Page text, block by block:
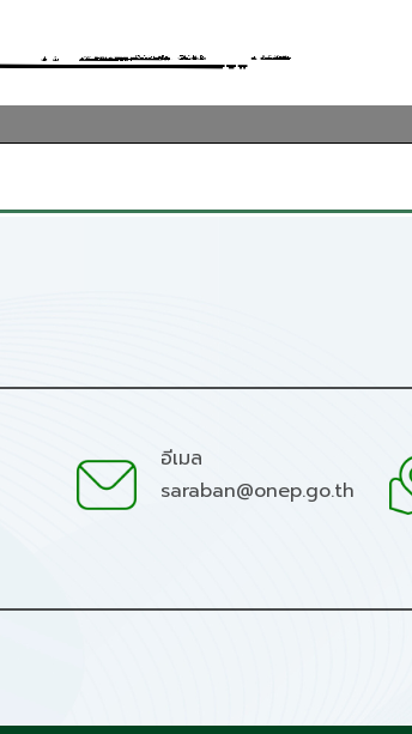
อีเมล
saraban@onep.go.th